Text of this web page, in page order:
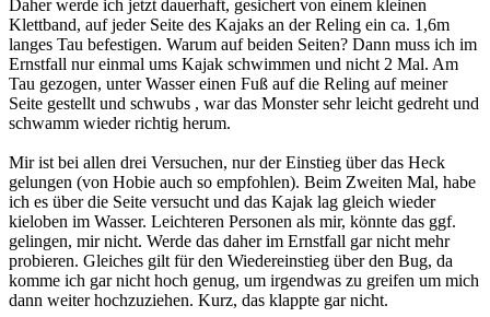
Daher werde ich jetzt dauerhaft, gesichert von einem kleinen
Klettband, auf jeder Seite des Kajaks an der Reling ein ca. 1,6m
langes Tau befestigen. Warum auf beiden Seiten? Dann muss ich im
Ernstfall nur einmal ums Kajak schwimmen und nicht 2 Mal. Am
Tau gezogen, unter Wasser einen Fuß auf die Reling auf meiner
Seite gestellt und schwubs , war das Monster sehr leicht gedreht und
schwamm wieder richtig herum.
Mir ist bei allen drei Versuchen, nur der Einstieg über das Heck
gelungen (von Hobie auch so empfohlen). Beim Zweiten Mal, habe
ich es über die Seite versucht und das Kajak lag gleich wieder
kieloben im Wasser. Leichteren Personen als mir, könnte das ggf.
gelingen, mir nicht. Werde das daher im Ernstfall gar nicht mehr
probieren. Gleiches gilt für den Wiedereinstieg über den Bug, da
komme ich gar nicht hoch genug, um irgendwas zu greifen um mich
dann weiter hochzuziehen. Kurz, das klappte gar nicht.